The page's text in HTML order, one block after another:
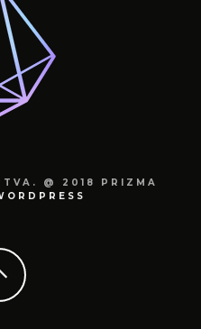
@ 2018 PRIZMA